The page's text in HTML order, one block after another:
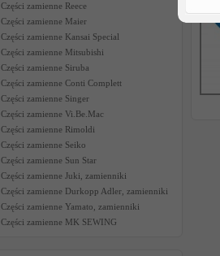
Części zamienne Reece
Części zamienne Maier
Części zamienne Kansai Special
Części zamienne Mitsubishi
Części zamienne Siruba
Części zamienne Conti Complett
Części zamienne Singer
Części zamienne Vi.Be.Mac
Części zamienne Rimoldi
Części zamienne Seiko
Części zamienne Sun Star
Części zamienne Juki, zamienniki
Części zamienne Durkopp Adler, zamienniki
Części zamienne Yamato, zamienniki
Części zamienne MK SEWING